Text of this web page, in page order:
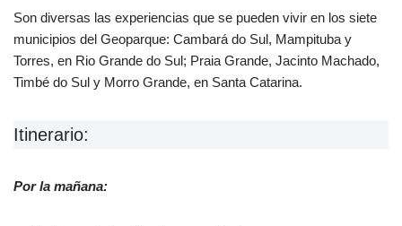
Son diversas las experiencias que se pueden vivir en los siete
municipios del Geoparque: Cambará do Sul, Mampituba y
Torres, en Rio Grande do Sul; Praia Grande, Jacinto Machado,
Timbé do Sul y Morro Grande, en Santa Catarina.
Itinerario:
Por la mañana: